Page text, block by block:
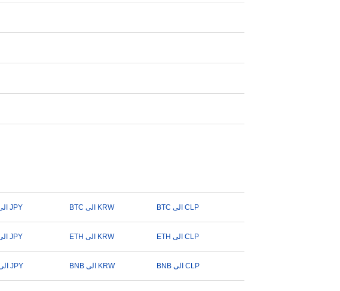
BTC الى JPY BTC الى KRW BTC الى CLP
ETH الى JPY ETH الى KRW ETH الى CLP
BNB الى JPY BNB الى KRW BNB الى CLP